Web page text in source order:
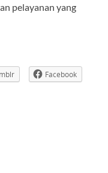
pelayanan yang
Facebook